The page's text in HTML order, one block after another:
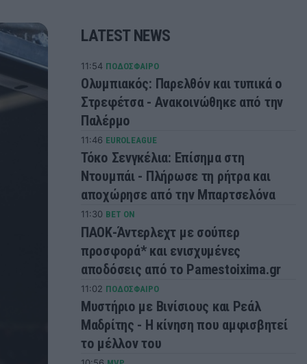
LATEST NEWS
11:54 ΠΟΔΟΣΦΑΙΡΟ
Ολυμπιακός: Παρελθόν και τυπικά ο
Στρεφέτσα - Ανακοινώθηκε από την
Παλέρμο
11:46 EUROLEAGUE
Τόκο Σενγκέλια: Επίσημα στη
Ντουμπάι - Πλήρωσε τη ρήτρα και
αποχώρησε από την Μπαρτσελόνα
11:30 BET ON
ΠΑΟΚ-Άντερλεχτ με σούπερ
προσφορά* και ενισχυμένες
αποδόσεις από το Pamestoixima.gr
11:02 ΠΟΔΟΣΦΑΙΡΟ
Μυστήριο με Βινίσιους και Ρεάλ
Μαδρίτης - Η κίνηση που αμφισβητεί
το μέλλον του